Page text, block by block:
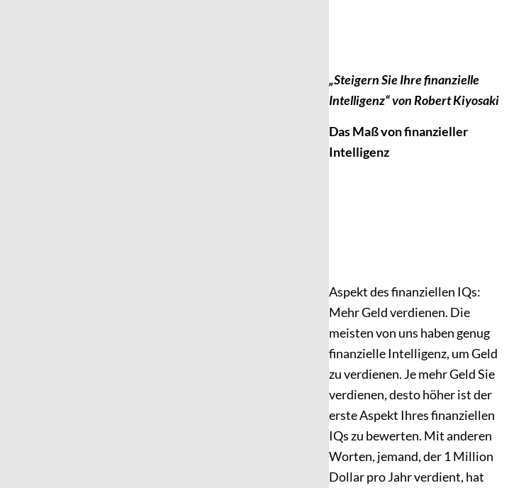
„Steigern Sie Ihre finanzielle
Intelligenz“ von Robert Kiyosaki
Das Maß von finanzieller
Intelligenz
Aspekt des finanziellen IQs:
Mehr Geld verdienen. Die
meisten von uns haben genug
finanzielle Intelligenz, um Geld
zu verdienen. Je mehr Geld Sie
verdienen, desto höher ist der
erste Aspekt Ihres finanziellen
IQs zu bewerten. Mit anderen
Worten, jemand, der 1 Million
Dollar pro Jahr verdient, hat